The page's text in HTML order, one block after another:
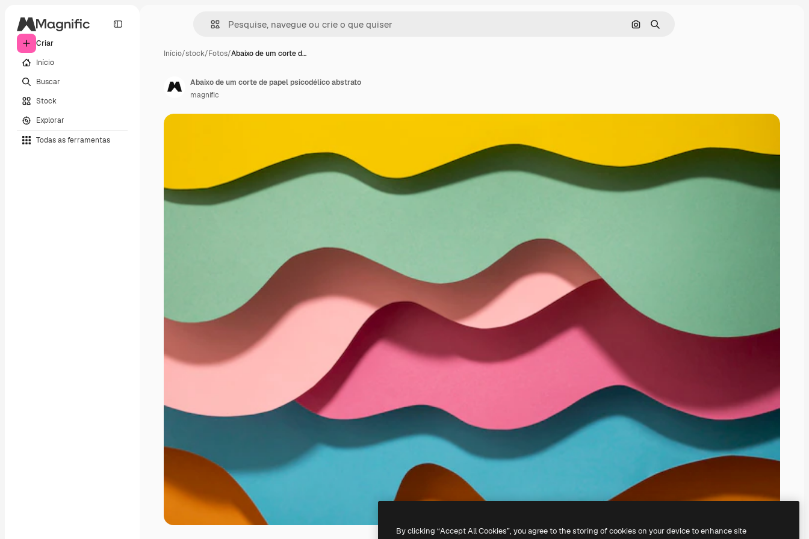
Criar
Início
Buscar
Stock
Explorar
Todas as ferramentas
Pesquisar por imagem
Buscar
Início/stock/Fotos/Abaixo de um corte d…
Abaixo de um corte de papel psicodélico abstrato
magnific
By clicking “Accept All Cookies”, you agree to the storing of cookies on your device to enhance site